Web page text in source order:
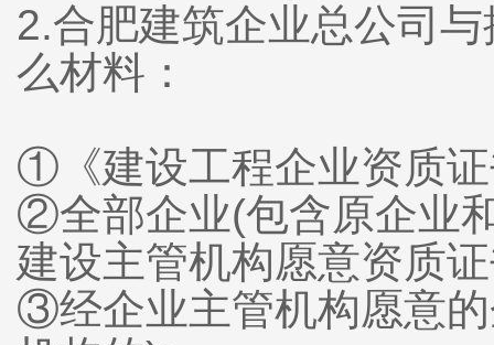
2.合肥建筑企业总公司
么材料：
①《建设工程企业资质
②全部企业(包含原企业
建设主管机构愿意资质
③经企业主管机构愿意